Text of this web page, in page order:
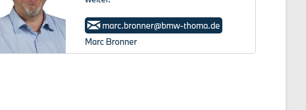
marc.bronner@bmw-thoma.de
Marc Bronner